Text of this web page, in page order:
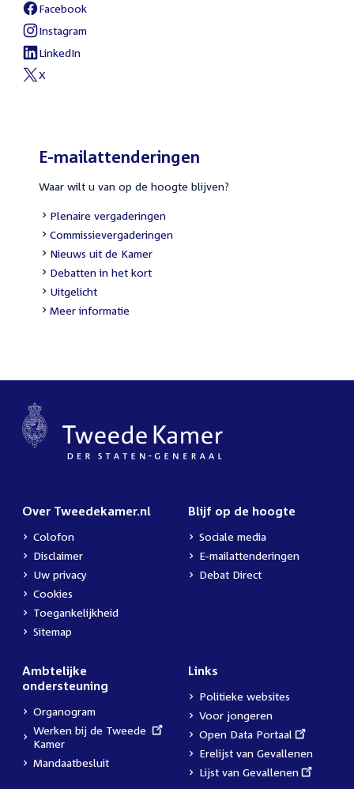
External
link:
Facebook
External
link:
Instagram
External
link:
LinkedIn
External
X
E-mailattenderingen
Waar wilt u van op de hoogte blijven?
External
link:
Plenaire vergaderingen
External
link:
Commissievergaderingen
External
link:
Nieuws uit de Kamer
External
link:
Debatten in het kort
External
link:
Uitgelicht
Meer informatie
Over Tweedekamer.nl
Colofon
Disclaimer
Uw privacy
Cookies
Toegankelijkheid
Sitemap
Blijf op de hoogte
Sociale media
E-mailattenderingen
Debat Direct
Ambtelijke
ondersteuning
Organogram
External
link:
Werken bij de Tweede
Kamer
Mandaatbesluit
Links
Politieke websites
Voor jongeren
External
link:
Open Data Portaal
Erelijst van Gevallenen
External
Lijst van Gevallenen